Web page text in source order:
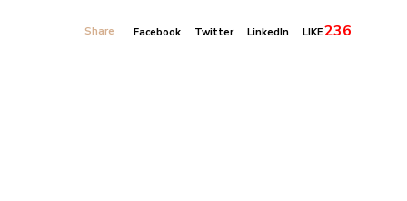
Share Facebook Twitter LinkedIn LIKE236